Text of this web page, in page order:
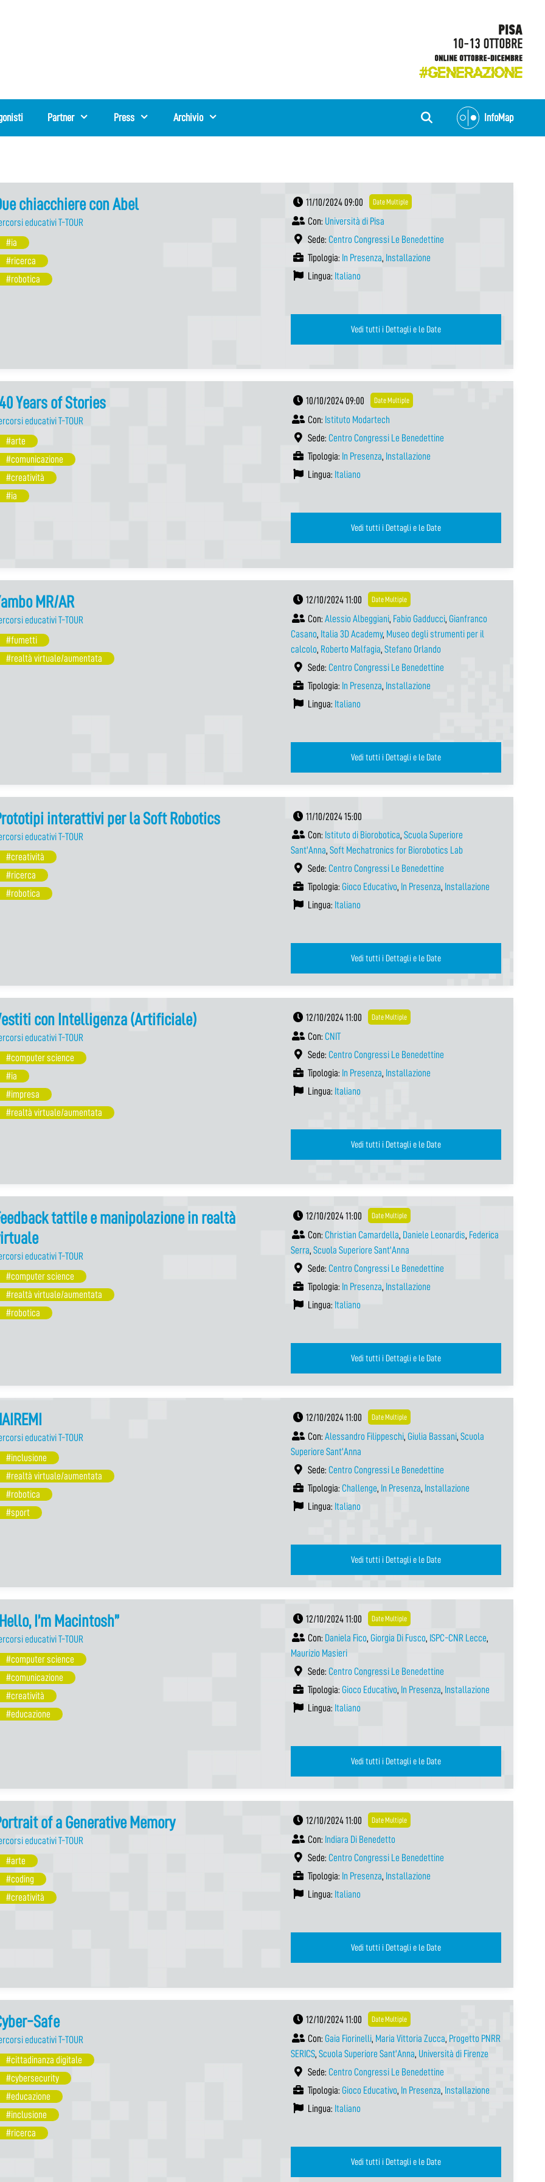
Partner Press Archivio InfoMap
chiacchiere con Abel
educativi T-TOUR
#ia
#ricerca
#robotica
11/10/2024 09:00 Date Multiple
Con: Università di Pisa
Sede: Centro Congressi Le Benedettine
Tipologia: In Presenza, Installazione
Lingua: Italiano
Vedi tutti i Dettagli e le Date
Years of Stories
educativi T-TOUR
#arte
#comunicazione
#creatività
#ia
10/10/2024 09:00 Date Multiple
Con: Istituto Modartech
Sede: Centro Congressi Le Benedettine
Tipologia: In Presenza, Installazione
Lingua: Italiano
Vedi tutti i Dettagli e le Date
MR/AR
educativi T-TOUR
#fumetti
#realtà virtuale/aumentata
12/10/2024 11:00 Date Multiple
Con: Alessio Albeggiani, Fabio Gadducci, Gianfranco
Casano, Italia 3D Academy, Museo degli strumenti per il
calcolo, Roberto Malfagia, Stefano Orlando
Sede: Centro Congressi Le Benedettine
Tipologia: In Presenza, Installazione
Lingua: Italiano
Vedi tutti i Dettagli e le Date
interattivi per la Soft Robotics
educativi T-TOUR
#creatività
#ricerca
#robotica
11/10/2024 15:00
Con: Istituto di Biorobotica, Scuola Superiore
Sant'Anna, Soft Mechatronics for Biorobotics Lab
Sede: Centro Congressi Le Benedettine
Tipologia: Gioco Educativo, In Presenza, Installazione
Lingua: Italiano
Vedi tutti i Dettagli e le Date
con Intelligenza (Artificiale)
educativi T-TOUR
#computer science
#ia
#impresa
#realtà virtuale/aumentata
12/10/2024 11:00 Date Multiple
Con: CNIT
Sede: Centro Congressi Le Benedettine
Tipologia: In Presenza, Installazione
Lingua: Italiano
Vedi tutti i Dettagli e le Date
tattile e manipolazione in realtà
educativi T-TOUR
#computer science
#realtà virtuale/aumentata
#robotica
12/10/2024 11:00 Date Multiple
Con: Christian Camardella, Daniele Leonardis, Federica
Serra, Scuola Superiore Sant'Anna
Sede: Centro Congressi Le Benedettine
Tipologia: In Presenza, Installazione
Lingua: Italiano
Vedi tutti i Dettagli e le Date
educativi T-TOUR
#inclusione
#realtà virtuale/aumentata
#robotica
#sport
12/10/2024 11:00 Date Multiple
Con: Alessandro Filippeschi, Giulia Bassani, Scuola
Superiore Sant'Anna
Sede: Centro Congressi Le Benedettine
Tipologia: Challenge, In Presenza, Installazione
Lingua: Italiano
Vedi tutti i Dettagli e le Date
I’m Macintosh”
educativi T-TOUR
#computer science
#comunicazione
#creatività
#educazione
12/10/2024 11:00 Date Multiple
Con: Daniela Fico, Giorgia Di Fusco, ISPC-CNR Lecce,
Maurizio Masieri
Sede: Centro Congressi Le Benedettine
Tipologia: Gioco Educativo, In Presenza, Installazione
Lingua: Italiano
Vedi tutti i Dettagli e le Date
of a Generative Memory
educativi T-TOUR
#arte
#coding
#creatività
12/10/2024 11:00 Date Multiple
Con: Indiara Di Benedetto
Sede: Centro Congressi Le Benedettine
Tipologia: In Presenza, Installazione
Lingua: Italiano
Vedi tutti i Dettagli e le Date
Safe
educativi T-TOUR
#cittadinanza digitale
#cybersecurity
#educazione
#inclusione
#ricerca
12/10/2024 11:00 Date Multiple
Con: Gaia Fiorinelli, Maria Vittoria Zucca, Progetto PNRR
SERICS, Scuola Superiore Sant'Anna, Università di Firenze
Sede: Centro Congressi Le Benedettine
Tipologia: Gioco Educativo, In Presenza, Installazione
Lingua: Italiano
Vedi tutti i Dettagli e le Date